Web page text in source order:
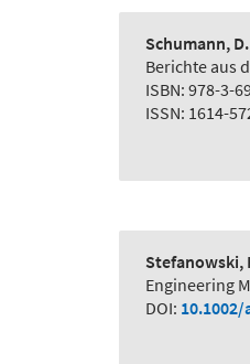
Schumann, D.
Berichte aus
ISBN: 978-3-
ISSN: 1614-
Stefanowski,
Engineering
DOI: 10.1002/